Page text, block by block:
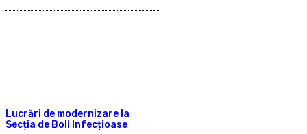
Lucrări de modernizare la
Secția de Boli Infecțioase